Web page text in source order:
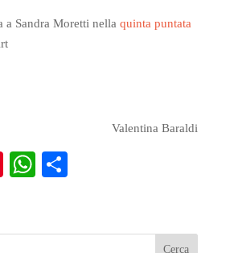
a Sandra Moretti nella quinta puntata
Valentina Baraldi
Pi
es
W
A